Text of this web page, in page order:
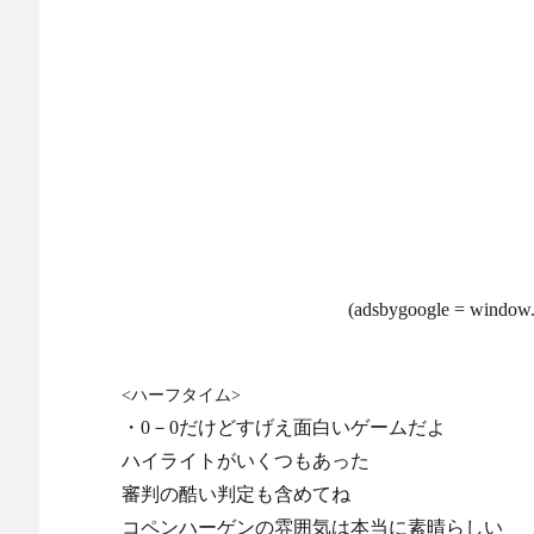
(adsbygoogle =
<ハーフタイム>
・0－0だけどすげえ面白いゲームだよ
ハイライトがいくつもあった
審判の酷い判定も含めてね
コペンハーゲンの雰囲気は本当に素晴らしい